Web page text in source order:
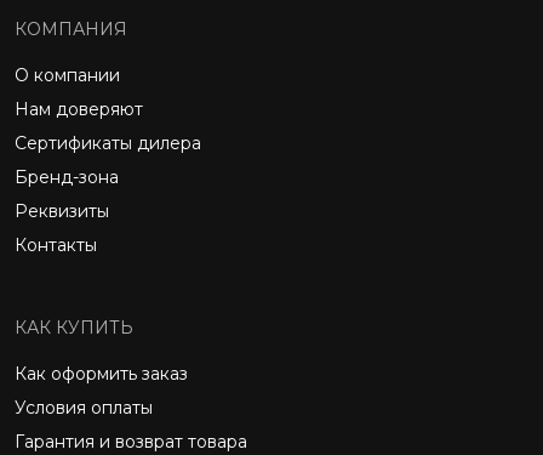
КОМПАНИЯ
О компании
Нам доверяют
Сертификаты дилера
Бренд-зона
Реквизиты
Контакты
КАК КУПИТЬ
Как оформить заказ
Условия оплаты
Гарантия и возврат товара